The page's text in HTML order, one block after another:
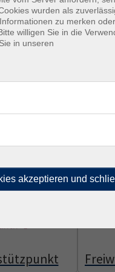
Sprachförderung,
praxisnah und nah am
wurden als
zu merken
willigen Sie in die
in unseren
akzeptieren und